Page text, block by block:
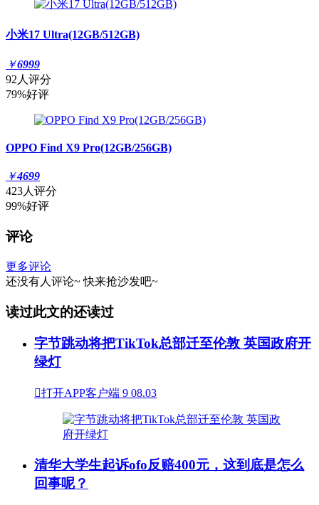
小米17 Ultra(12GB/512GB)
￥6999
92人评分
79%好评
OPPO Find X9 Pro(12GB/256GB)
￥4699
423人评分
99%好评
评论
更多评论
还没有人评论~ 快来抢沙发吧~
读过此文的还读过
字节跳动将把TikTok总部迁至伦敦 英国政府开
绿灯
打开APP客户端 9 08.03
清华大学生起诉ofo反赔400元，这到底是怎么
回事呢？